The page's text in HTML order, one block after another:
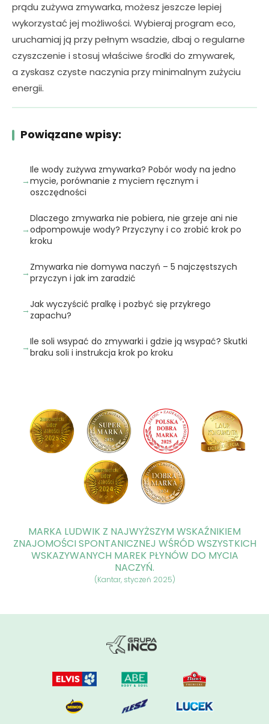
prądu zużywa zmywarka, możesz jeszcze lepiej
wykorzystać jej możliwości. Wybieraj program eco,
uruchamiaj ją przy pełnym wsadzie, dbaj o regularne
czyszczenie i stosuj właściwe środki do zmywarek,
a zyskasz czyste naczynia przy minimalnym zużyciu
energii.
Powiązane wpisy:
Ile wody zużywa zmywarka? Pobór wody na jedno
mycie, porównanie z myciem ręcznym i
oszczędności
Dlaczego zmywarka nie pobiera, nie grzeje ani nie
odpompowuje wody? Przyczyny i co zrobić krok po
kroku
Zmywarka nie domywa naczyń – 5 najczęstszych
przyczyn i jak im zaradzić
Jak wyczyścić pralkę i pozbyć się przykrego
zapachu?
Ile soli wsypać do zmywarki i gdzie ją wsypać? Skutki
braku soli i instrukcja krok po kroku
MARKA LUDWIK Z NAJWYŻSZYM WSKAŹNIKIEM
ZNAJOMOŚCI SPONTANICZNEJ WŚRÓD WSZYSTKICH
WSKAZYWANYCH MAREK PŁYNÓW DO MYCIA
NACZYŃ.
(Kantar, styczeń 2025)